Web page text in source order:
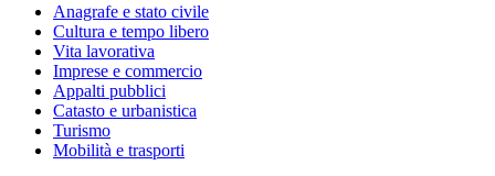
Anagrafe e stato civile
Cultura e tempo libero
Vita lavorativa
Imprese e commercio
Appalti pubblici
Catasto e urbanistica
Turismo
Mobilità e trasporti